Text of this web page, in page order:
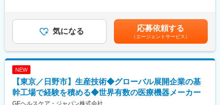
■就業環境
フラットで裁量の大きい組織風土。営業・技術・管理部門が密接
に連携し、インセンティブ制度も整っています。
■企業の特徴/魅力
世界最大級のNGS解析企業として圧倒的なスケールと実績を持
生産することを目的に、超音波プローブなどの医療機器の生産に
関わる業務を行います。
※最大で20kgほどの製品を運んでいただくことがございます。
※医療機器を扱う環境のため、クリーンで快適な温度を保った環境
で働けます。
はあくまでも目安の金額であり、選考を通じて上下する可能性が
あります。月給(月額)は固定手当を含めた表記です。
気になる 応募依頼する
（エージェントサービス）
NEW
【東京／日野市】生産技術◆グローバル展開企業の基
幹工場で経験を積める◆世界有数の医療機器メーカー
GEヘルスケア・ジャパン株式会社